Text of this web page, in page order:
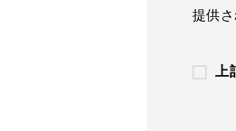
提供さ
上